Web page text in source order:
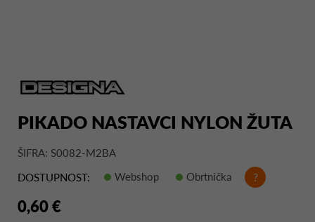
PIKADO NASTAVCI NYLON ŽUTA
ŠIFRA: S0082-M2BA
DOSTUPNOST:
Webshop Obrtnička ?
0,60 €